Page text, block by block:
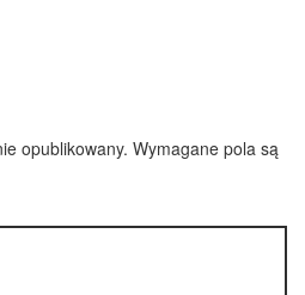
opublikowany. Wymagane pola są